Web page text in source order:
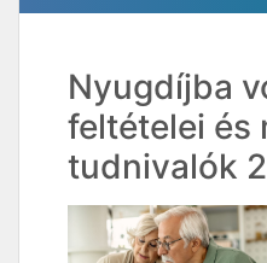
Nyugdíjba
feltételei és
tudnivalók